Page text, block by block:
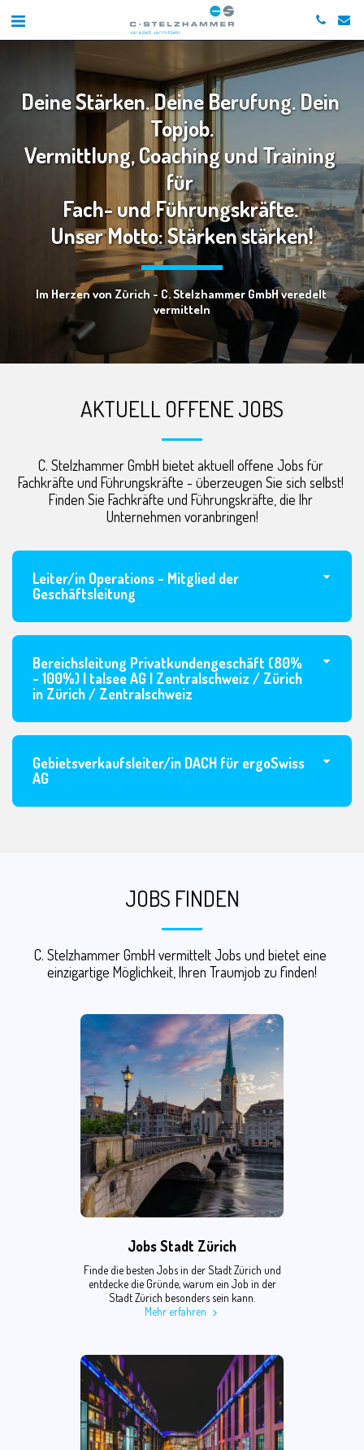
Deine Stärken. Deine Berufung. Dein
Topjob.
Vermittlung, Coaching und Training
für
Fach- und Führungskräfte.
Unser Motto: Stärken stärken!
Im Herzen von Zürich - C. Stelzhammer GmbH veredelt
vermitteln
AKTUELL OFFENE JOBS
C. Stelzhammer GmbH bietet aktuell offene Jobs für
Fachkräfte und Führungskräfte - überzeugen Sie sich selbst!
Finden Sie Fachkräfte und Führungskräfte, die Ihr
Unternehmen voranbringen!
Leiter/in Operations - Mitglied der
Geschäftsleitung
Bereichsleitung Privatkundengeschäft (80%
- 100%) | talsee AG | Zentralschweiz / Zürich
in Zürich / Zentralschweiz
Gebietsverkaufsleiter/in DACH für ergoSwiss
AG
JOBS FINDEN
C. Stelzhammer GmbH vermittelt Jobs und bietet eine
einzigartige Möglichkeit, Ihren Traumjob zu finden!
Jobs Stadt Zürich
Finde die besten Jobs in der Stadt Zürich und
entdecke die Gründe, warum ein Job in der
Stadt Zürich besonders sein kann.
Mehr erfahren